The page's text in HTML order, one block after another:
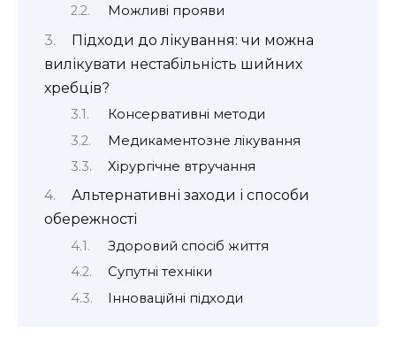
Можливі прояви
Підходи до лікування: чи можна
вилікувати нестабільність шийних
хребців?
Консервативні методи
Медикаментозне лікування
Хірургічне втручання
Альтернативні заходи і способи
обережності
Здоровий спосіб життя
Супутні техніки
Інноваційні підходи